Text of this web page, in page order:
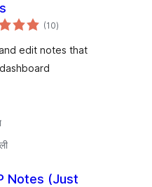
(10एकूण
मूल्यांकन
)
edit notes that
Notes (Just